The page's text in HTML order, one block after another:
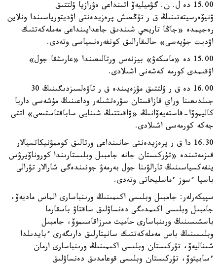
15.00 دە ل. ن. گۋميليەۆ اتىنداعى ەۋرازيا ۇلتتىق
ۋنيۆەرسيتەتىنىڭ ق ر تۇڭعىش پرەزيدەنتى اۋديتورياسىندا ونلاين
رەجيمدە «جاڭا تاريحي شىندىق جاعدايىنداعى مەملەكەتتىك
اۋديت جۇيەسى» حالىقارالىق كونفەرەنسياسى وتەدى.
15.00 دە «ماسكەۋ» بيزنەس ورتالىعىندا «عارىشقا جول»
اۋقىمدى كورمە كەشەنى اشىلادى.
16.00 دە ق ر ۇلتتىق مۋزەيىندە ق ر تاۋەلسىزدىگىنىڭ 30
جىلدىعىنا وراي قازاقستان سۋرەتشىلەر وداعىنىڭ مۇشەسى داريا
كاليموۆا-قاستەيەۆانىڭ «ۋاقىتتىڭ شىنايى ساباقتاستىعى» اتتى
جەكە كورمەسى اشىلادى.
16.30 دا ق ر پرەزيدەنتى جانىنداعى ورتالىق كوممۋنيكاتسيالار
قىزمەتىندە «تۇركىستان جانە جامبىل وبلىستارىندا كوروناۆيرۋس
ينفەكسياسىنىڭ تارالۋىنا جول بەرمەۋ جونىندەگى شارالار تۋرالى
باسپا ءسوز ءماسليحاتى وتەدى.
سپيكەرلەر: جامبىل وبلىسى اكىمىنىڭ ورىنباسارى الماس ماديەۆ،
جامبىل وبلىسى اكىمدىگى دەنساۋلىق ساقتاۋ باسقارما
باسشىسىنىڭ ورىنباسارى حاميت مىرزاقاسىموۆ، جامبىل
وبلىسىنىڭ باس مەملەكەتتىك سانيتارلىق دارىگەرى ءبايدىلدا
شىناليەۆ، تۇركىستان وبلىسى اكىمىنىڭ ورىنباسارى ارمان
ءسابيتوۆ، تۇركىستان وبلىسى قوعامدىق دەنساۋلىق